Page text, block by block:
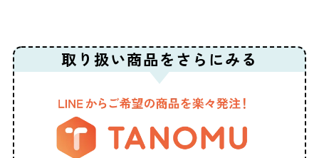
取り扱い商品をさらにみる